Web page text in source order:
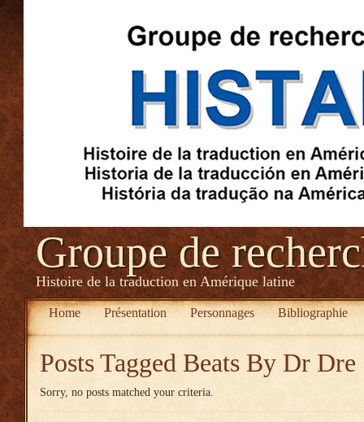
Groupe de
Histoire de la traduction en Amérique latine
Home Présentation Personnages Bibliographie
Posts Tagged Beats By Dr Dre
Sorry, no posts matched your criteria.